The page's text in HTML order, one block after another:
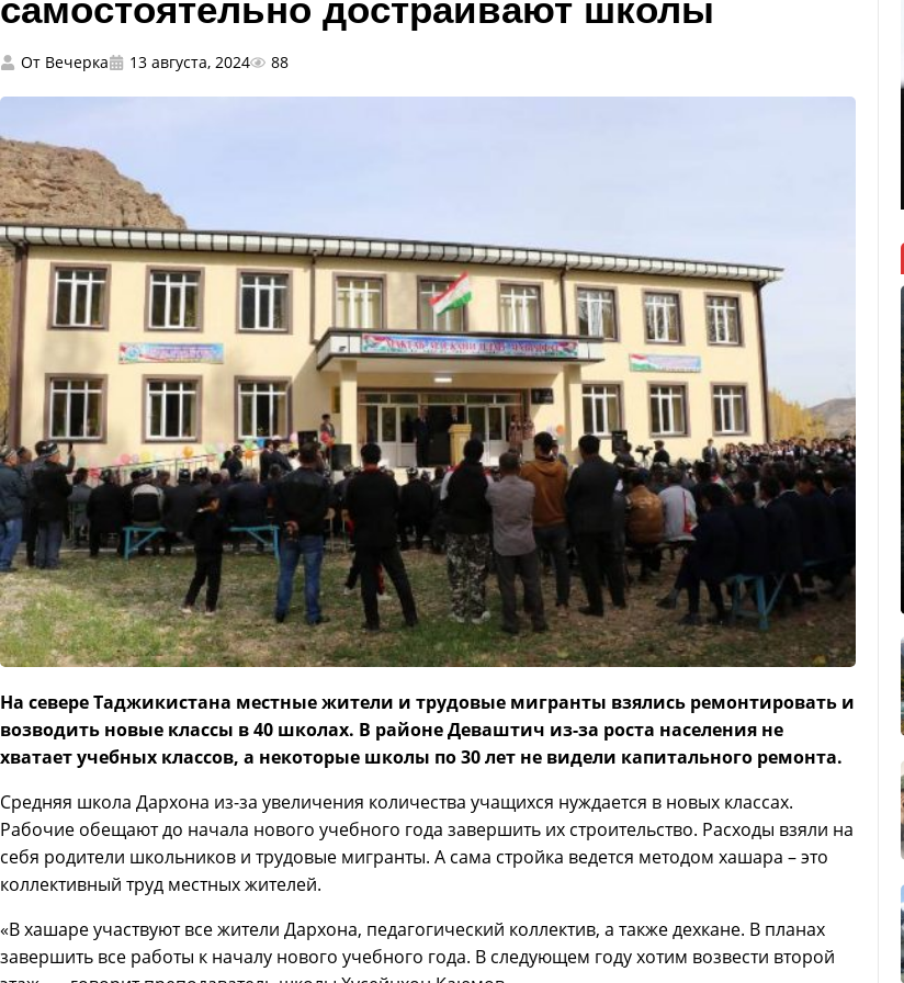
самостоятельно достраивают школы
От Вечерка 13 августа, 2024 88
На севере Таджикистана местные жители и трудовые мигранты взялись ремонтировать и
возводить новые классы в 40 школах. В районе Деваштич из-за роста населения не
хватает учебных классов, а некоторые школы по 30 лет не видели капитального ремонта.
Средняя школа Дархона из-за увеличения количества учащихся нуждается в новых классах.
Рабочие обещают до начала нового учебного года завершить их строительство. Расходы взяли на
себя родители школьников и трудовые мигранты. А сама стройка ведется методом хашара – это
коллективный труд местных жителей.
«В хашаре участвуют все жители Дархона, педагогический коллектив, а также дехкане. В планах
завершить все работы к началу нового учебного года. В следующем году хотим возвести второй